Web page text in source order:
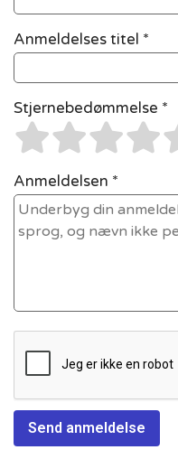
Anmeldelses titel *
Stjernebedømmelse *
Anmeldelsen *